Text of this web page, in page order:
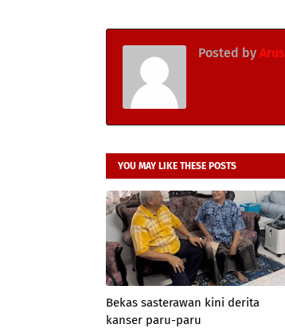
Posted by Arus
YOU MAY LIKE THESE POSTS
Bekas sasterawan kini derita
kanser paru-paru